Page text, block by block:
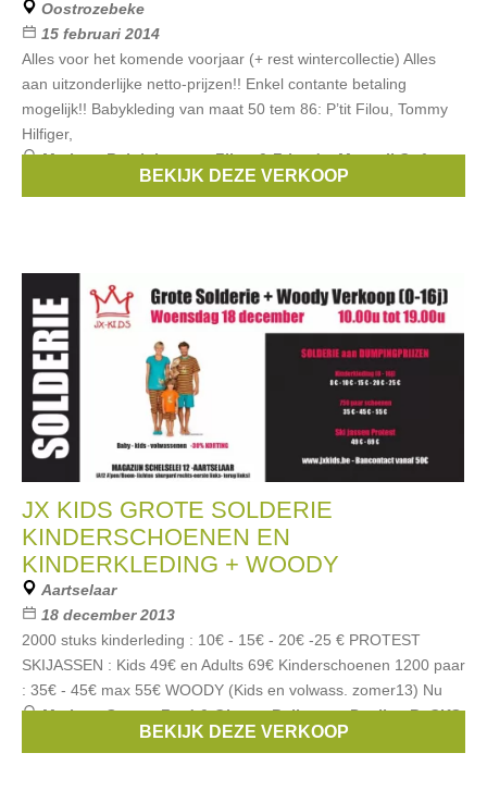
Oostrozebeke
15 februari 2014
Alles voor het komende voorjaar (+ rest wintercollectie) Alles
aan uitzonderlijke netto-prijzen!! Enkel contante betaling
mogelijk!! Babykleding van maat 50 tem 86: P’tit Filou, Tommy
Hilfiger,
Merken:Ralph Lauren,Filou & Friends,Mexx,Il Gufo,
BEKIJK DEZE VERKOOP
JX KIDS GROTE SOLDERIE
KINDERSCHOENEN EN
KINDERKLEDING + WOODY
Aartselaar
18 december 2013
2000 stuks kinderleding : 10€ - 15€ - 20€ -25 € PROTEST
SKIJASSEN : Kids 49€ en Adults 69€ Kinderschoenen 1200 paar
: 35€ - 45€ max 55€ WOODY (Kids en volwass. zomer13) Nu
Merken:Scapa,Fred & Ginger,Bellerose,Pauline B,CKS,
BEKIJK DEZE VERKOOP